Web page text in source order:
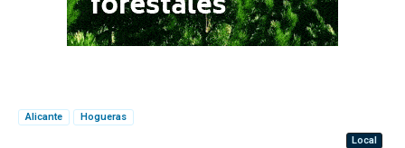
Alicante
Hogueras
Local